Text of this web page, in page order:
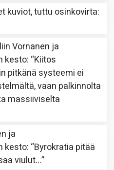
kuviot, tuttu osinkovirta:
Vornanen ja
kesto: “Kiitos
pitkänä systeemi ei
vaan palkinnolta
massiiviselta
ja
kesto: “Byrokratia pitää
viulut…”